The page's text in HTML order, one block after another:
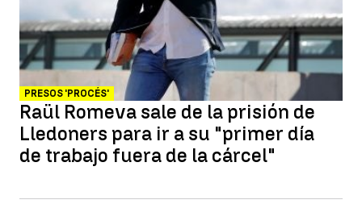
PRESOS 'PROCÉS'
Raül Romeva sale de la prisión de
Lledoners para ir a su "primer día
de trabajo fuera de la cárcel"